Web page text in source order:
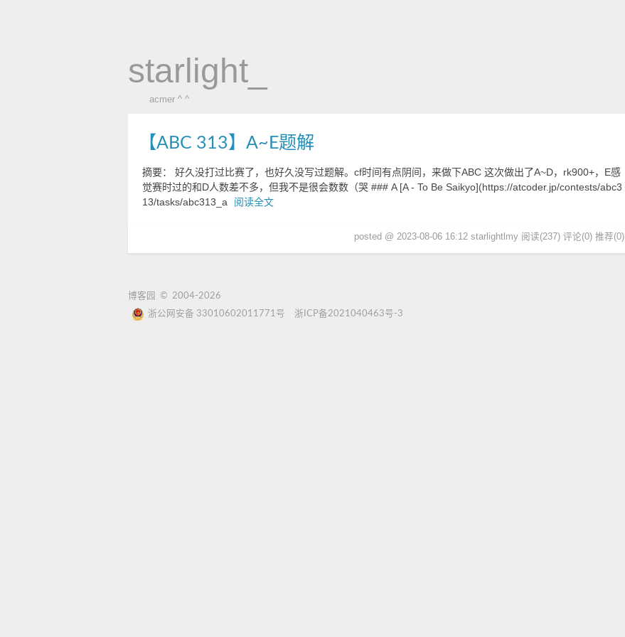
starlight_
acmer ^ ^
【ABC 313】A~E题解
摘要： 好久没打过比赛了，也好久没写过题解。cf时间有点阴间，来做下ABC 这次做出了A~D，rk900+，E感
觉赛时过的和D人数差不多，但我不是很会数数（哭 ### A [A - To Be Saikyo](https://atcoder.jp/contests/abc3
13/tasks/abc313_a
阅读全文
posted @ 2023-08-06 16:12 starlightlmy 阅读(237) 评论(0) 推荐(0)
博客园 © 2004-2026
浙公网安备 33010602011771号 浙ICP备2021040463号-3